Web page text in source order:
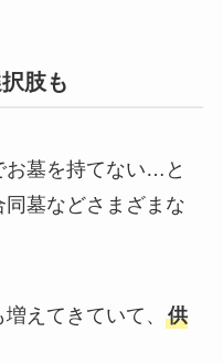
肢も
お墓を持てない…と
墓などさまざまな
えてきていて、
供